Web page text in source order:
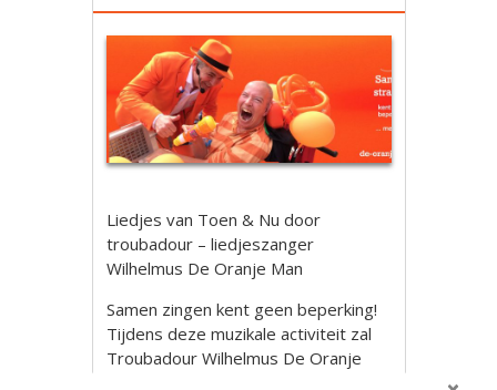
Liedjes van Toen & Nu door
troubadour – liedjeszanger
Wilhelmus De Oranje Man
Samen zingen kent geen beperking!
Tijdens deze muzikale activiteit zal
Troubadour Wilhelmus De Oranje